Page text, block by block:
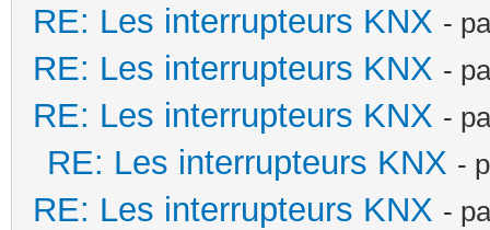
RE: Les interrupteurs KNX -
RE: Les interrupteurs KNX -
RE: Les interrupteurs KNX -
RE: Les interrupteurs KNX -
RE: Les interrupteurs KNX -